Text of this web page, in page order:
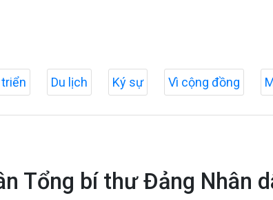
Du lịch Ký sự Vì cộng đồng
Tổng bí thư Đảng Nhân